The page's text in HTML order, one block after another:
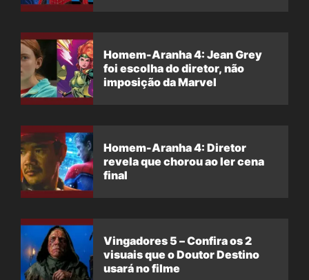
Homem-Aranha 4: Jean Grey
foi escolha do diretor, não
imposição da Marvel
Homem-Aranha 4: Diretor
revela que chorou ao ler cena
final
Vingadores 5 – Confira os 2
visuais que o Doutor Destino
usará no filme